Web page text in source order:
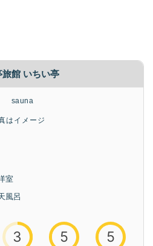
旅館 いちい亭
室
風呂
はイメージ
3 5 5